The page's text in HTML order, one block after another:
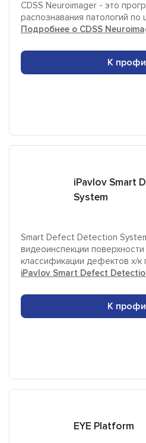
CDSS Neuroimager - это
распознавания патологий
Подробнее о CDSS
К
iPavlov Smart
System
Smart Defect Detection
видеоинспекции
классификации дефектов х/к
iPavlov Smart Defect
К
EYE Platform